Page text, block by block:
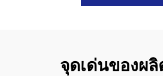
จุดเด่นของผ